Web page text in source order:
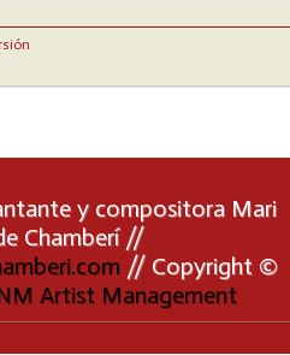
y compositora Mari
Chamberí //
// Copyright ©
Artist Management